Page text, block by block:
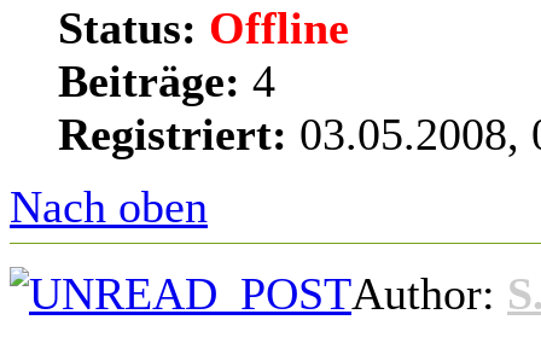
Status: Offline
Beiträge: 4
Registriert: 03.05.2008,
Nach oben
Author: